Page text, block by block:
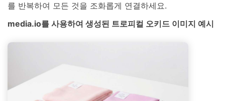
를 반복하여 모든 것을 조화롭게 연결하세요.
media.io를 사용하여 생성된 트로피컬 오키드 이미지 예시